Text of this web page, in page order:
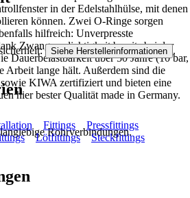
in der Edelstahlhülse, mit denen
können. Zwei O-Ringe sorgen
hilfreich: Unverpresste
Zwangsundichtigkeit bereits bei der
Dauerbelastbarkeit über 50 Jahre (10 bar,
Arbeit lange hält. Außerdem sind die
KIWA zertifiziert und bieten eine
hier bester Qualität made in Germany.
Rohrverbindungen.
Siehe Herstellerinformationen .
Fittings
Pressfittings
Lötfittings
Steckfittings